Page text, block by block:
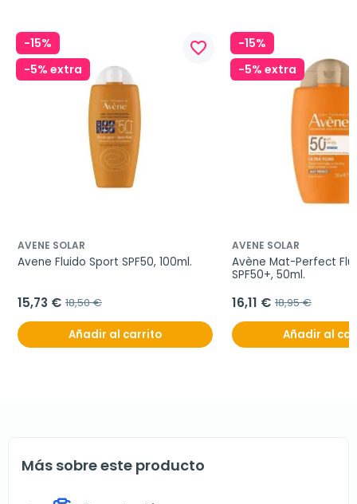
-15%
-5% extra
favorite_border
AVENE SOLAR
Avene Fluido Sport SPF50, 100ml.
15,73 € 18,50 €
Añadir al carrito
-15%
-5% extra
AVENE SOLAR
Avène Mat-Perfect
SPF50+, 50ml.
16,11 € 18,95 €
Añadir al
Más sobre este producto